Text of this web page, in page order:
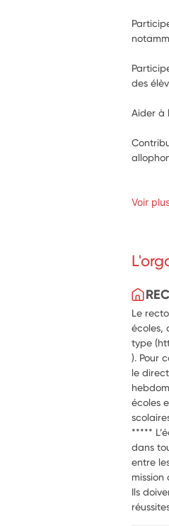
des
Aider à
Voir
Le
écoles,
type
). Pour
le
écoles
*****
dans
entre
Ils